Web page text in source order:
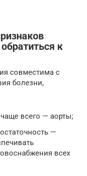
к
совместима с
болезни,
всего — аорты;
—
всех